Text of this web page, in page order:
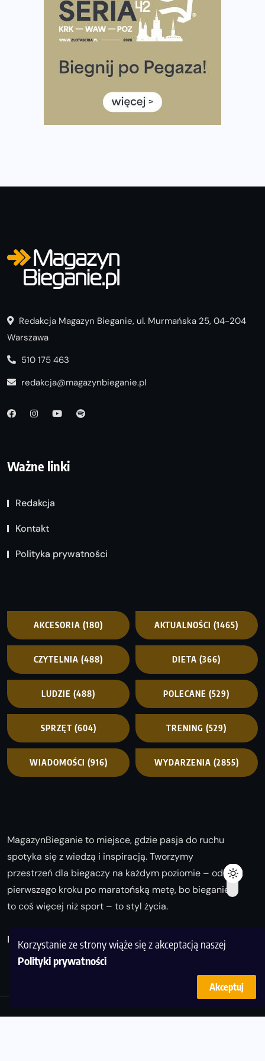
Korzystanie ze strony wiąże się z akceptacją naszej
Polityki prywatności
Akceptuj
Tętno vs tempo – czym kierować się w bieganiu?
Co ma dużo białka? Produkty, które warto włączyć do
Rozbiegany Olsztyn szykuje się na weekend z
Już w tę sobotę 35. Bieg Powstania Warszawskiego.
Wystartuje rekordowa liczba uczestników
Redakcja Magazyn Bieganie, ul. Murmańska 25, 04-204
Warszawa
510 175 463
redakcja@magazynbieganie.pl
Ważne linki
Redakcja
Kontakt
Polityka prywatności
AKCESORIA (180) AKTUALNOŚCI (1465)
CZYTELNIA (488) DIETA (366)
LUDZIE (488) POLECANE (529)
SPRZĘT (604) TRENING (529)
WIADOMOŚCI (916) WYDARZENIA (2855)
MagazynBieganie to miejsce, gdzie pasja do ruchu
spotyka się z wiedzą i inspiracją. Tworzymy
przestrzeń dla biegaczy na każdym poziomie – od
pierwszego kroku po maratońską metę, bo bieganie
to coś więcej niż sport – to styl życia.
Biegaj z nami i odkrywaj swoją najlepszą wersję!